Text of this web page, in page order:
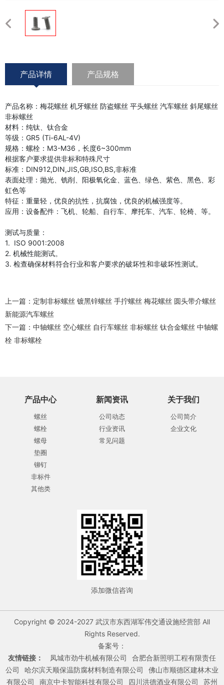
产品详情 产品规格
产品名称：梅花螺丝 机牙螺丝 防盗螺丝 平头螺丝 汽车螺丝 斜尾螺丝
非标螺丝
材料：纯钛、钛合金
等级：GR5 (Ti-6AL-4V)
规格：螺栓：M3-M36，长度6~300mm
根据客户要求提供非标和特殊尺寸
标准：DIN912,DIN,JIS,GB,ISO,BS,非标准
表面处理：抛光、铣削、阳极氧化金、蓝色、绿色、紫色、黑色、彩
虹色等
特征：重量轻，优良的抗性，抗腐蚀，优良的机械强度等。
应用：设备配件：飞机、轮船、自行车、摩托车、汽车、轮椅、等。
测试与质量：
1. ISO 9001:2008
2. 机械性能测试。
3. 检查确保材料符合行业和客户要求的破坏性和非破坏性测试。
上一篇： 定制非标螺丝 镀黑锌螺丝 手拧螺丝 梅花螺丝 圆头带介螺丝
新能源汽车螺丝
下一篇： 中轴螺丝 空心螺丝 自行车螺丝 非标螺丝 钛合金螺丝 中轴螺
栓 非标螺栓
产品中心
螺丝
螺栓
螺母
垫圈
铆钉
非标件
其他类
新闻资讯
公司动态
行业资讯
常见问题
关于我们
公司简介
企业文化
添加微信咨询
Copyright © 2024-2027 武汉市东西湖军伟交通设施经营部 All
Rights Reserved.
备案号：
友情链接：
凤城市劲牛机械有限公司
合肥合新照明工程有限责任
公司
哈尔滨天顺保温防腐材料制造有限公司
佛山市顺德区建林木业
有限公司
南京中卡智能科技有限公司 四川洪德酒业有限公司 苏州